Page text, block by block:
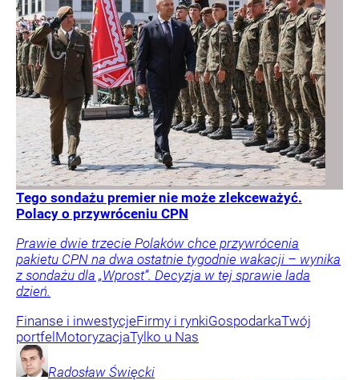
Tego sondażu premier nie może zlekceważyć.
Polacy o przywróceniu CPN
Prawie dwie trzecie Polaków chce przywrócenia
pakietu CPN na dwa ostatnie tygodnie wakacji – wynika
z sondażu dla „Wprost”. Decyzja w tej sprawie lada
dzień.
Finanse i inwestycjeFirmy i rynkiGospodarkaTwój
portfel MotoryzacjaTylko u Nas
Radosław Święcki